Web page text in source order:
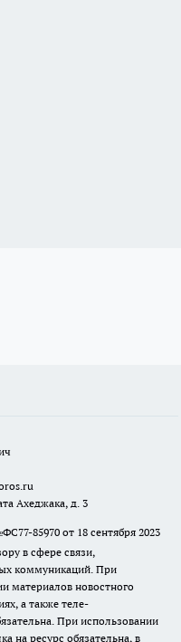
Ахеджака, д. 3
85970 от 18 сентября 2023
в сфере связи,
коммуникаций. При
материалов новостного
а также теле-
При использовании
на ресурс обязательна, в